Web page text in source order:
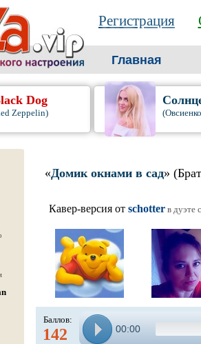
Регистрация
Главная
Dog
Zeppelin)
«Домик окнами в сад»
Кавер-версия от schotterв дуэте
Баллов:
142 00:00